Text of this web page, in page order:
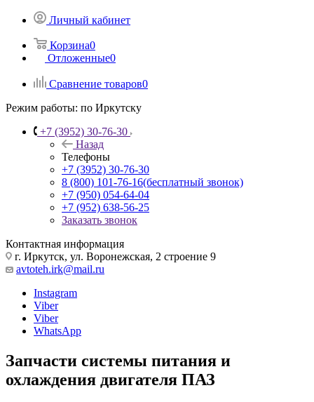
Личный кабинет
Корзина0
Отложенные0
Сравнение товаров0
Режим работы: по Иркутску
+7 (3952) 30-76-30
Назад
Телефоны
+7 (3952) 30-76-30
8 (800) 101-76-16(бесплатный звонок)
+7 (950) 054-64-04
+7 (952) 638-56-25
Заказать звонок
Контактная информация
г. Иркутск, ул. Воронежская, 2 строение 9
avtoteh.irk@mail.ru
Instagram
Viber
Viber
WhatsApp
Запчасти системы питания и
охлаждения двигателя ПАЗ